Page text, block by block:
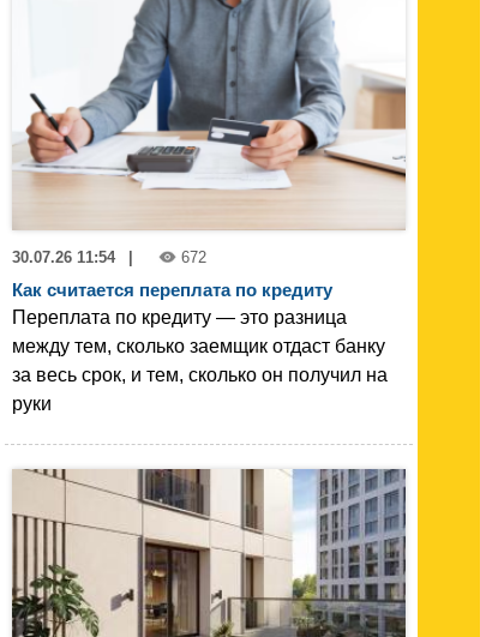
30.07.26 11:54 672
Как считается переплата по кредиту
Переплата по кредиту — это разница
между тем, сколько заемщик отдаст банку
за весь срок, и тем, сколько он получил на
руки